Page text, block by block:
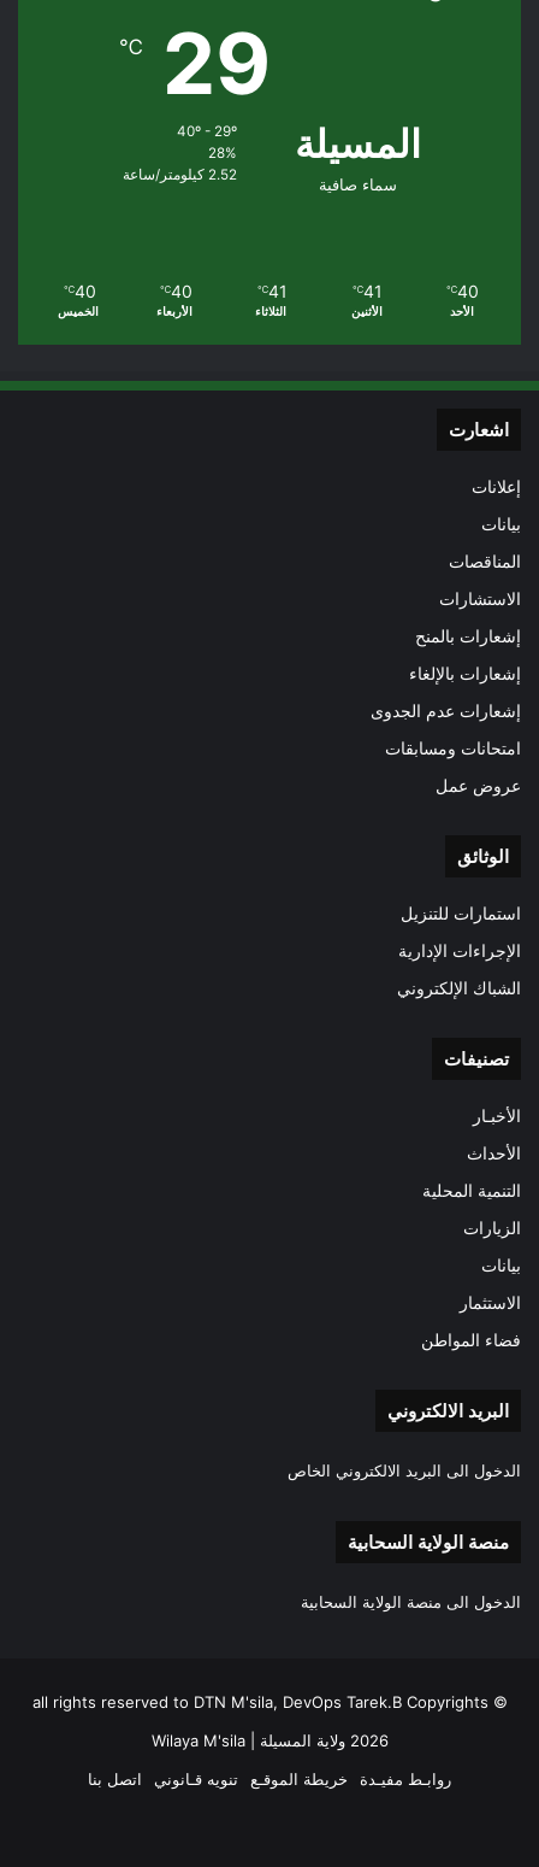
المسيلة
سماء صافية
29
℃
40º - 29º
28%
2.52 كيلومتر/ساعة
40
℃
الأحد
41
℃
الأثنين
41
℃
الثلاثاء
40
℃
الأربعاء
40
℃
الخميس
اشعارت
إعلانات
بيانات
المناقصات
الاستشارات
إشعارات بالمنح
إشعارات بالإلغاء
إشعارات عدم الجدوى
امتحانات ومسابقات
عروض عمل
الوثائق
استمارات للتنزيل
الإجراءات الإدارية
الشباك الإلكتروني
تصنيفات
الأخبـار
الأحداث
التنمية المحلية
الزيارات
بيانات
الاستثمار
فضاء المواطن
البريد الالكتروني
الدخول الى البريد الالكتروني الخاص
منصة الولاية السحابية
الدخول الى منصة الولاية السحابية
all rights reserved to DTN M'sila, DevOps Tarek.B Copyrights ©
2026 ولاية المسيلة | Wilaya M'sila
روابـط مفيـدة
خريطة الموقـع تنويه قـانوني اتصل بنا